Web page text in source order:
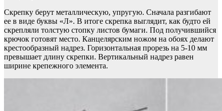
Скрепку берут металлическую, упругую. Сначала разгибают
ее в виде буквы «Л». В итоге скрепка выглядит, как будто ей
скрепляли толстую стопку листов бумаги. Под получившийся
крючок готовят место. Канцелярским ножом на обоях делают
крестообразный надрез. Горизонтальная прорезь на 5-10 мм
превышает длину скрепки. Вертикальный надрез равен
ширине крепежного элемента.